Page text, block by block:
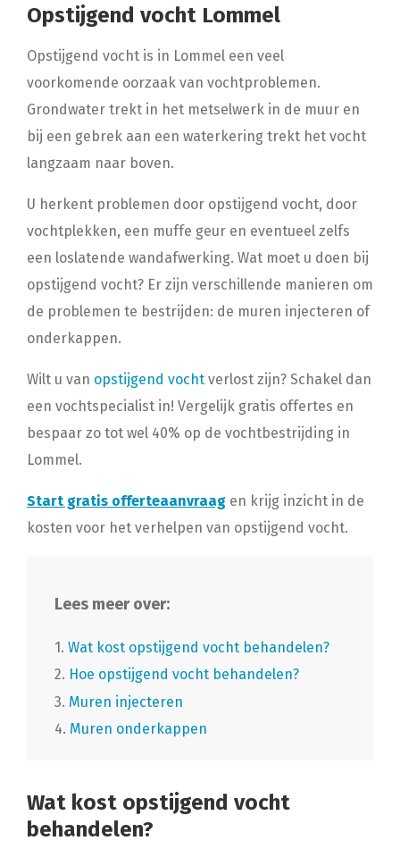
Opstijgend vocht Lommel
Opstijgend vocht is in Lommel een veel
voorkomende oorzaak van vochtproblemen.
Grondwater trekt in het metselwerk in de muur en
bij een gebrek aan een waterkering trekt het vocht
langzaam naar boven.
U herkent problemen door opstijgend vocht, door
vochtplekken, een muffe geur en eventueel zelfs
een loslatende wandafwerking. Wat moet u doen bij
opstijgend vocht? Er zijn verschillende manieren om
de problemen te bestrijden: de muren injecteren of
onderkappen.
Wilt u van opstijgend vocht verlost zijn? Schakel dan
een vochtspecialist in! Vergelijk gratis offertes en
bespaar zo tot wel 40% op de vochtbestrijding in
Lommel.
Start gratis offerteaanvraag en krijg inzicht in de
kosten voor het verhelpen van opstijgend vocht.
Lees meer over:
1. Wat kost opstijgend vocht behandelen?
2. Hoe opstijgend vocht behandelen?
3. Muren injecteren
4. Muren onderkappen
Wat kost opstijgend vocht
behandelen?